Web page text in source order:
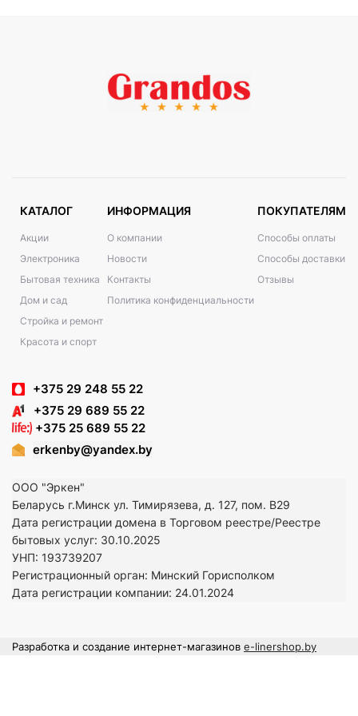
КАТАЛОГ
Акции
Электроника
Бытовая техника
Дом и сад
Стройка и ремонт
Красота и спорт
ИНФОРМАЦИЯ
О компании
Новости
Контакты
Политика конфиденциальности
ПОКУПАТЕЛЯМ
Способы оплаты
Способы доставки
Отзывы
+375 29 248 55 22
+375 29 689 55 22
+375 25 689 55 22
erkenby@yandex.by
ООО "Эркен"
Беларусь г.Минск ул. Тимирязева, д. 127, пом. В29
Дата регистрации домена в Торговом реестре/Реестре
бытовых услуг: 30.10.2025
УНП: 193739207
Регистрационный орган: Минский Горисполком
Дата регистрации компании: 24.01.2024
Разработка и создание интернет-магазинов e-linershop.by